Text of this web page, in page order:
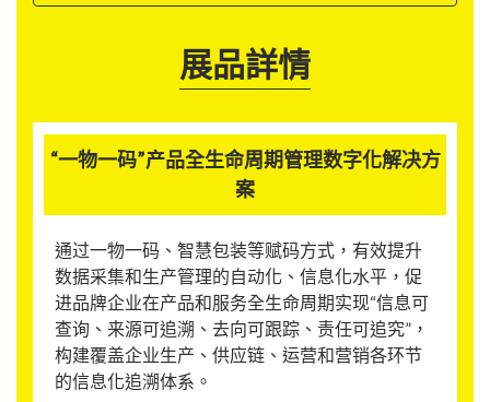
展品詳情
“一物一码”产品全生命周期管理数字化解决方
案
通过一物一码、智慧包装等赋码方式，有效提升
数据采集和生产管理的自动化、信息化水平，促
进品牌企业在产品和服务全生命周期实现“信息可
查询、来源可追溯、去向可跟踪、责任可追究”，
构建覆盖企业生产、供应链、运营和营销各环节
的信息化追溯体系。